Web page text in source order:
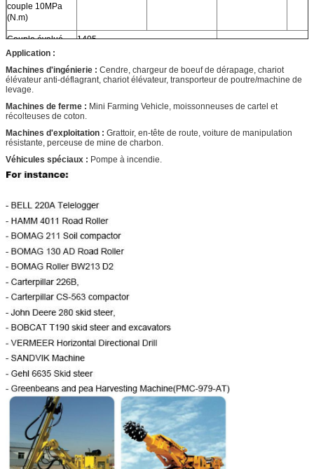
couple 10MPa
(N.m)
Couple évalué
(N.m)
1405
Pression évaluée
(MPA)
25
Pression
maximum (MPA)
Vitesse nominale
(r/min)
90
Gamme de
vitesse (r/min)
0-200
Application :
Machines d'ingénierie : Cendre, chargeur de boeuf de dérapage, chariot
élévateur anti-déflagrant, chariot élévateur, transporteur de poutre/machine de
levage.
Machines de ferme : Mini Farming Vehicle, moissonneuses de cartel et
récolteuses de coton.
Machines d'exploitation : Grattoir, en-tête de route, voiture de manipulation
résistante, perceuse de mine de charbon.
Véhicules spéciaux : Pompe à incendie.